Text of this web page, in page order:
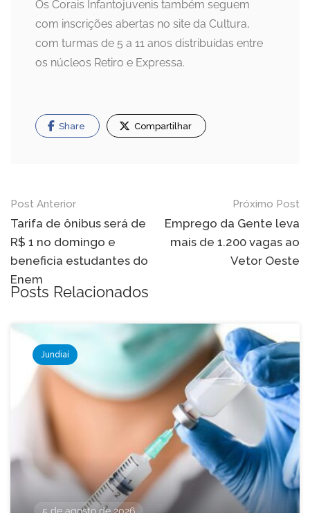
Os Corais Infantojuvenis também seguem
com inscrições abertas no site da Cultura,
com turmas de 5 a 11 anos distribuídas entre
os núcleos Retiro e Expressa.
Share Compartilhar
Navegação
de
Post
Post Anterior
Tarifa de ônibus será de
R$ 1 no domingo e
beneficia estudantes do
Enem
Próximo Post
Emprego da Gente leva
mais de 1.200 vagas ao
Vetor Oeste
Posts Relacionados
Jundiaí